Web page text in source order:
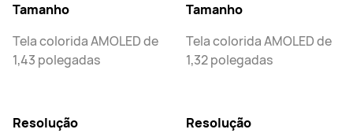
Tamanho
Tela colorida AMOLED de
1,43 polegadas
Resolução
Tamanho
Tela colorida AMOLED de
1,32 polegadas
Resolução